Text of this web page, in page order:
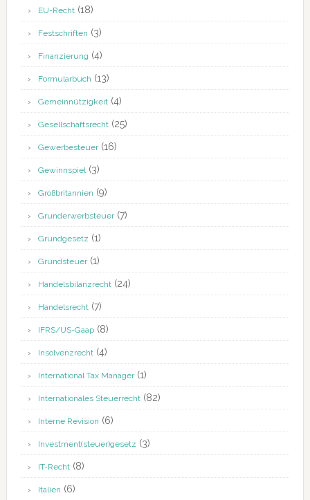
EU-Recht(18)
Festschriften (3)
Finanzierung (4)
Formularbuch (13)
Gemeinnützigkeit(4)
Gesellschaftsrecht(25)
Gewerbesteuer(16)
Gewinnspiel(3)
Großbritannien (9)
Grunderwerbsteuer(7)
Grundgesetz (1)
Grundsteuer(1)
Handelsbilanzrecht(24)
Handelsrecht(7)
IFRS/US-Gaap(8)
Insolvenzrecht(4)
International Tax Manager(1)
Internationales Steuerrecht(82)
Interne Revision (6)
Investment(steuer)gesetz (3)
IT-Recht(8)
Italien (6)